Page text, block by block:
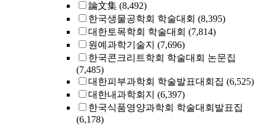
論文集 (8,492)
한국생물공학회 학술대회 (8,395)
대한토목학회 학술대회 (7,814)
원예과학기술지 (7,696)
한국콘크리트학회 학술대회 논문집
(7,485)
대한피부과학회 학술발표대회집 (6,525)
대한내과학회지 (6,397)
한국식품영양과학회 학술대회발표집
(6,178)